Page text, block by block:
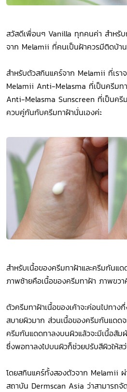
สวัสดีเพื่อนๆ Vanilla ทุกคนค่า สำหรับ
จาก Melamii ที่คนเป็นฝ้าควรมีติดบ้าน
สำหรับตัวสกินแคร์จาก Melamii ที่เราจ
Melamii Anti-Melasma ที่เป็นครีมท
Anti-Melasma Sunscreen ที่เป็นครี
ควบคู่กันกับครีมทาฝ้านั่นเองค่ะ
สำหรับเนื้อของครีมทาฝ้าและครีมกันแด
ภาพซ้ายคือเนื้อของครีมทาฝ้า ภาพขว
ตัวครีมทาฝ้าเนื้อของเค้าจะค่อนไปทาง
สบายผิวมาก ส่วนเนื้อของครีมกันแดดจ
ครีมกันแดดทาลงบนผิวแล้วจะมีเนื้อสั
ซึ่งพอทาลงไปบนผิวก็ช่วยปรับสีผิวให้ส
โดยสกินแคร์ทั้งสองตัวจาก Melamii ผ่
สถาบัน Dermscan Asia ว่าสามารถ